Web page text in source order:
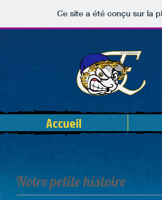
Ce site a été conçu sur la
Accueil
Notre petite histoire